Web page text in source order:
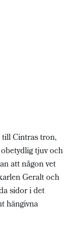
Cintras tron,
tjuv och
att någon vet
Geralt och
sidor i det
hängivna